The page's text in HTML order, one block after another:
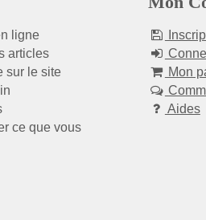
ligne
articles
sur le site
ce que vous
Mon
Aides